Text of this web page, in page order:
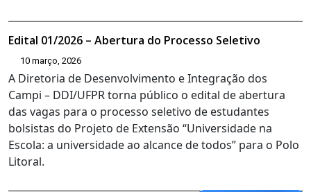
Edital 01/2026 – Abertura do Processo Seletivo
10 março, 2026
A Diretoria de Desenvolvimento e Integração dos
Campi – DDI/UFPR torna público o edital de abertura
das vagas para o processo seletivo de estudantes
bolsistas do Projeto de Extensão “Universidade na
Escola: a universidade ao alcance de todos” para o Polo
Litoral.